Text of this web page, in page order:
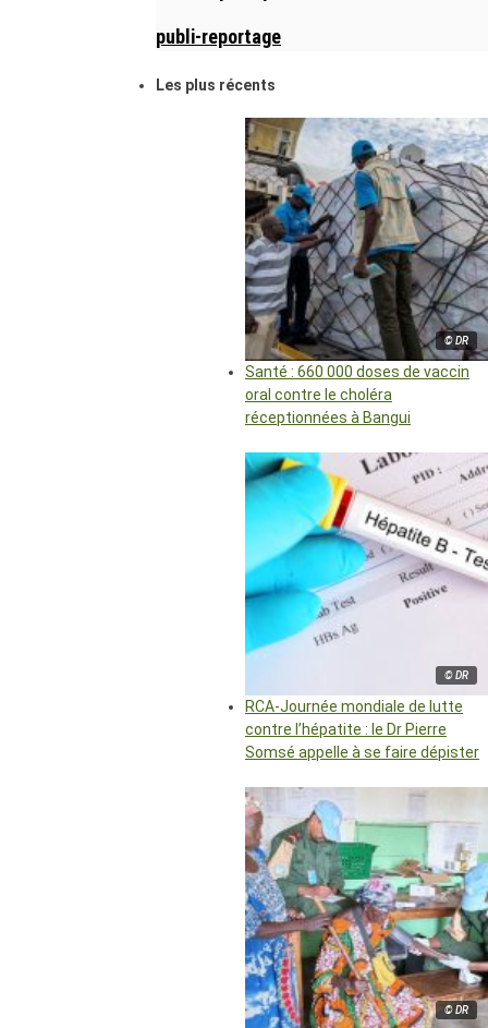
publi-reportage
Les plus récents
© DR
Santé : 660 000 doses de vaccin
oral contre le choléra
réceptionnées à Bangui
© DR
RCA-Journée mondiale de lutte
contre l’hépatite : le Dr Pierre
Somsé appelle à se faire dépister
© DR